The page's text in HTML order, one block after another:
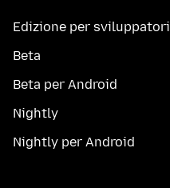
Edizione per sviluppatori
Beta
Beta per Android
Nightly
Nightly per Android